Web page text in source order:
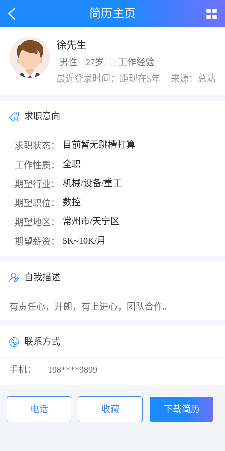
简历主页
徐先生
男性 27岁
工作经验
最近登录时间：距现在5年
来源：总站
求职意向
求职状态：
目前暂无跳槽打算
工作性质：
全职
期望行业：
机械/设备/重工
期望职位：
数控
期望地区：
常州市/天宁区
期望薪资：
5K~10K/月
自我描述
有责任心，开朗，有上进心，团队合作。
联系方式
手机： 198****9899
电话 收藏 下载简历